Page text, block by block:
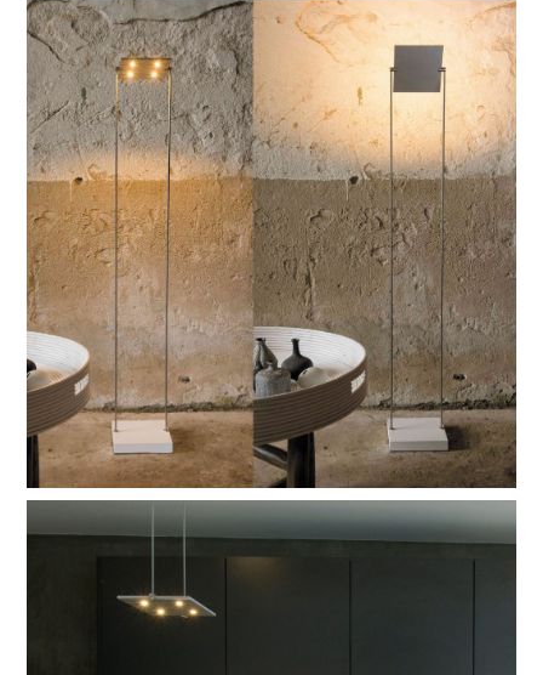
pixel
de vloerlamp staat aan de basis van de succesvolle pixel-lijn.
subtiel design met onvermoed talent. met standaard 1.20
meter of met extra lengte op 1.65 meter het grootste
hoogstandje. In het draaibare verlichtingsplaatje schijnt de
nieuwste generatie led.